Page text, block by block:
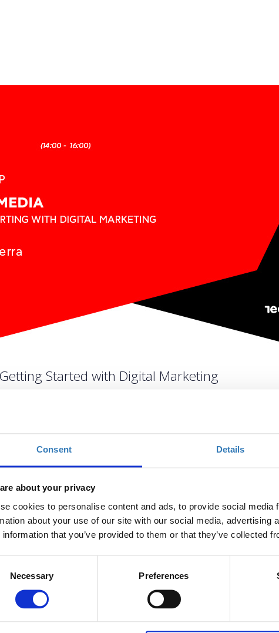
Consent Details
about your privacy
cookies to personalise content and ads, to provide social
about your use of our site with our social media, advertising
information that you’ve provided to them or that they’ve collected
Necessary Preferences
Started with Digital Marketing
να δώσει την δυνατότητα στους συμμετέχοντες να
μέσων κοινωνικής δικτύωσης, να μάθουν τον τρόπο
του Digital Marketing και να δουν βέλτιστες πρακτικές